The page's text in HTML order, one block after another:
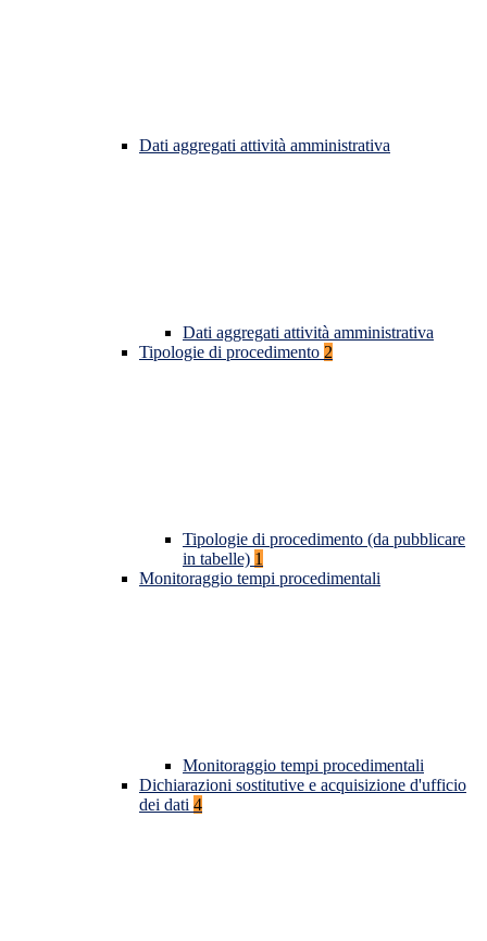
Dati aggregati attività amministrativa
Dati aggregati attività amministrativa
Tipologie di procedimento 2
Tipologie di procedimento (da pubblicare
in tabelle) 1
Monitoraggio tempi procedimentali
Monitoraggio tempi procedimentali
Dichiarazioni sostitutive e acquisizione d'ufficio
dei dati 4